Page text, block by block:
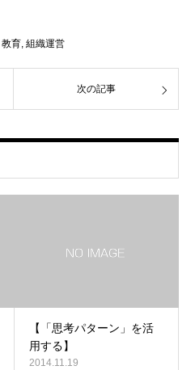
教育, 組織運営
次の記事
【「思考パターン」を活
用する】
2014.11.19